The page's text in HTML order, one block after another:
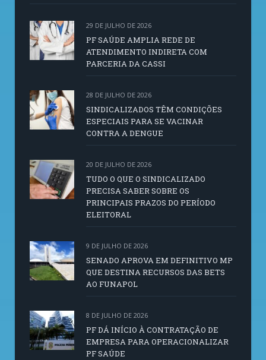
29 DE JULHO DE 2026
PF SAÚDE AMPLIA REDE DE
ATENDIMENTO INDIRETA COM
PARCERIA DA CASSI
28 DE JULHO DE 2026
SINDICALIZADOS TÊM CONDIÇÕES
ESPECIAIS PARA SE VACINAR
CONTRA A DENGUE
20 DE JULHO DE 2026
TUDO O QUE O SINDICALIZADO
PRECISA SABER SOBRE OS
PRINCIPAIS PRAZOS DO PERÍODO
ELEITORAL
9 DE JULHO DE 2026
SENADO APROVA EM DEFINITIVO MP
QUE DESTINA RECURSOS DAS BETS
AO FUNAPOL
8 DE JULHO DE 2026
PF DÁ INÍCIO À CONTRATAÇÃO DE
EMPRESA PARA OPERACIONALIZAR
PF SAÚDE